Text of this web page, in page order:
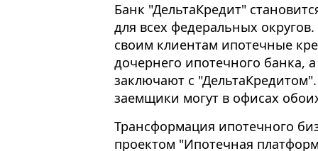
Банк "ДельтаКредит"
для всех федеральных
своим клиентам ипотечные
дочернего ипотечного банка,
заключают с
заемщики могут в офисах
Трансформация ипотечного
проектом "Ипотечная